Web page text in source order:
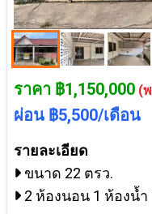
ราคา ฿1,150,000 (
ผ่อน ฿5,500/เดือน
รายละเอียด
ขนาด 22 ตรว.
2 ห้องนอน 1 ห้องน้